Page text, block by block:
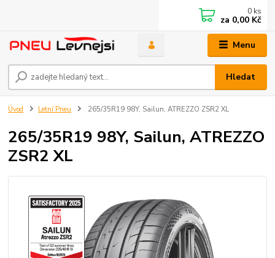
Menu
Hledat
0 ks
za 0,00 Kč
Úvod Letní Pneu 265/35R19 98Y, Sailun, ATREZZO ZSR2 XL
265/35R19 98Y, Sailun, ATREZZO
ZSR2 XL